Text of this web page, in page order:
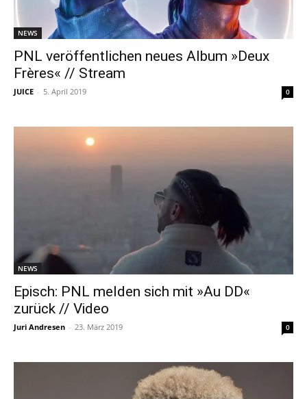
NEWS
PNL veröffentlichen neues Album »Deux
Frères« // Stream
JUICE - 5. April 2019 0
NEWS
Episch: PNL melden sich mit »Au DD«
zurück // Video
Juri Andresen - 23. März 2019 0